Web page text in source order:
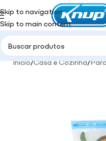
Skip to navigation
Skip to main content
Início/Casa e Cozinha/